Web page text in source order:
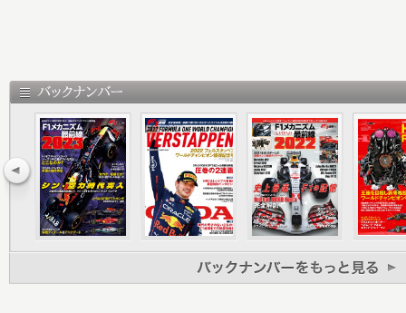
悪戦苦闘に明け暮れた2シーズン ターニン
20 Honda Keyman Interview 02：山本雅史
26 Honda Keyman Interview 03：大津啓司
力戦
30 突破口 2016年シーズンに行き着いた信
ンスにとどまらず全面的にコンセプトチ
クと報酬を検証する
36 マクラーレンとの離別を経て、強力に
ワーユニットを育ててきたエンジニアが